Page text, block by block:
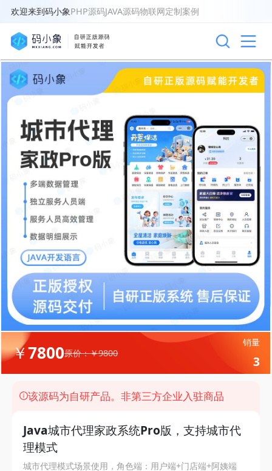
欢迎来到码小象PHP源码JAVA源码物联网定制案例
￥7800原价：￥9800
销量
3
该源码为自研产品。非第三方企业入驻商品
Java城市代理家政系统Pro版，支持城市代
理模式
城市代理模式场景使用，角色端：用户端+门店端+阿姨端